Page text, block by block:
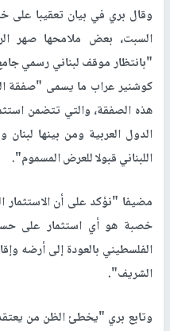
وقال بري في بيان تعقيبا على
السبت، بعض ملامحها صهر
"بانتظار موقف لبناني رسمي
كوشنير عراب ما يسمى "صفقة
الدول العربية ومن بينها
اللبناني قبوﻻ للعرض المسموم".
مضيفا "نؤكد على أن الاستثمار
خصبة هو أي استثمار على
الفلسطيني بالعودة إلى أرضه
الشريف".
وتابع بري "يخطئ الظن من يعتقد